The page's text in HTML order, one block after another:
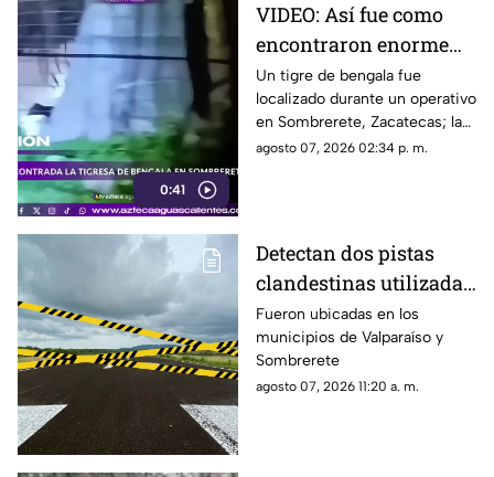
0:41
VIDEO: Así fue como
encontraron enorme
tigre de bengala en un
campamento de grupos
delictivos en Zacatecas
Un tigre de bengala fue
localizado durante un operativo
en Sombrerete, Zacatecas; la
Profepa trasladó al ejemplar a
agosto 07, 2026 02:34 p. m.
Detectan dos pistas
clandestinas utilizadas
por aeronaves de
grupos delictivos en
Zacatecas
Fueron ubicadas en los
municipios de Valparaíso y
Sombrerete
agosto 07, 2026 11:20 a. m.